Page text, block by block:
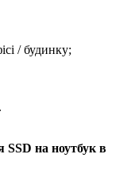
/ будинку;
SSD на ноутбук в